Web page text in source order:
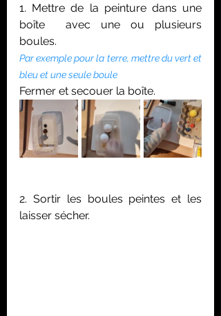
1. Mettre de la peinture dans une
boîte  avec une ou plusieurs
boules.
Par exemple pour la terre, mettre du vert et
bleu et une seule boule
Fermer et secouer la boîte.
2. Sortir les boules peintes et les
laisser sécher.